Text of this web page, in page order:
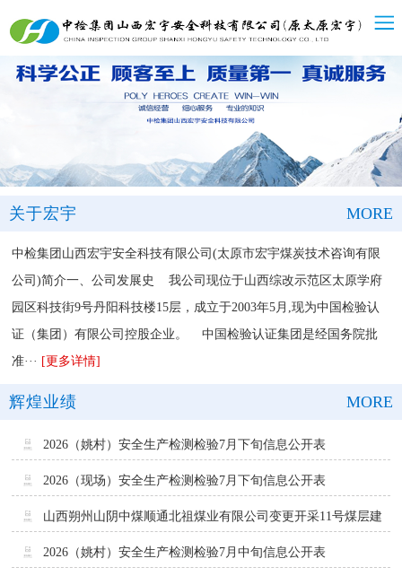
关于宏宇 MORE
中检集团山西宏宇安全科技有限公司(太原市宏宇煤炭技术咨询有限
公司)简介一、公司发展史 我公司现位于山西综改示范区太原学府
园区科技街9号丹阳科技楼15层，成立于2003年5月,现为中国检验认
证（集团）有限公司控股企业。 中国检验认证集团是经国务院批
准··· [更多详情]
辉煌业绩 MORE
2026（姚村）安全生产检测检验7月下旬信息公开表
2026-07-31 11:56:22
2026（现场）安全生产检测检验7月下旬信息公开表
2026-07-31 09:31:09
山西朔州山阴中煤顺通北祖煤业有限公司变更开采11号煤层建
设项目安全验收评价 2026-07-29 15:49:35
2026（姚村）安全生产检测检验7月中旬信息公开表